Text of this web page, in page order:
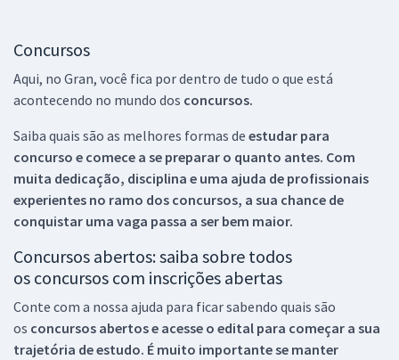
Concursos
Aqui, no Gran, você fica por dentro de tudo o que está
acontecendo no mundo dos concursos.
Saiba quais são as melhores formas de estudar para
concurso e comece a se preparar o quanto antes. Com
muita dedicação, disciplina e uma ajuda de profissionais
experientes no ramo dos concursos, a sua chance de
conquistar uma vaga passa a ser bem maior.
Concursos abertos: saiba sobre todos
os concursos com inscrições abertas
Conte com a nossa ajuda para ficar sabendo quais são
os concursos abertos e acesse o edital para começar a sua
trajetória de estudo. É muito importante se manter